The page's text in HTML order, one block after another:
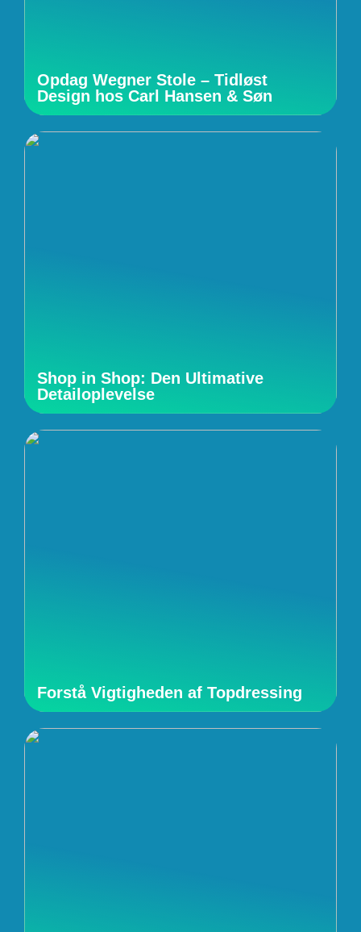
Opdag Wegner Stole – Tidløst
Design hos Carl Hansen & Søn
Shop in Shop: Den Ultimative
Detailoplevelse
Forstå Vigtigheden af Topdressing